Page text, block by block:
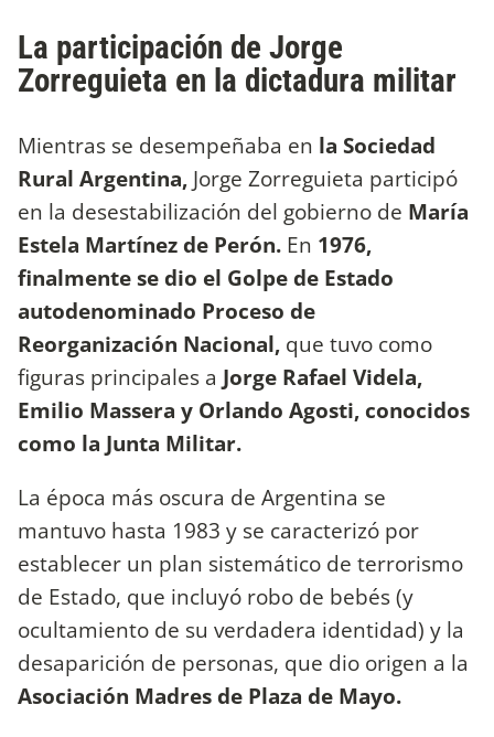
La participación de Jorge
Zorreguieta en la dictadura militar
Mientras se desempeñaba en la Sociedad
Rural Argentina, Jorge Zorreguieta participó
en la desestabilización del gobierno de María
Estela Martínez de Perón. En 1976,
finalmente se dio el Golpe de Estado
autodenominado Proceso de
Reorganización Nacional, que tuvo como
figuras principales a Jorge Rafael Videla,
Emilio Massera y Orlando Agosti, conocidos
como la Junta Militar.
La época más oscura de Argentina se
mantuvo hasta 1983 y se caracterizó por
establecer un plan sistemático de terrorismo
de Estado, que incluyó robo de bebés (y
ocultamiento de su verdadera identidad) y la
desaparición de personas, que dio origen a la
Asociación Madres de Plaza de Mayo.